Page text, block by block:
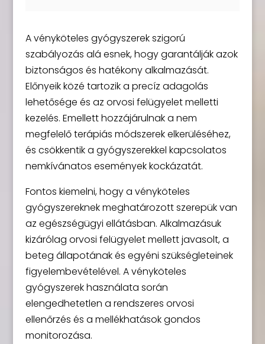
A vényköteles gyógyszerek szigorú
szabályozás alá esnek, hogy garantálják azok
biztonságos és hatékony alkalmazását.
Előnyeik közé tartozik a precíz adagolás
lehetősége és az orvosi felügyelet melletti
kezelés. Emellett hozzájárulnak a nem
megfelelő terápiás módszerek elkerüléséhez,
és csökkentik a gyógyszerekkel kapcsolatos
nemkívánatos események kockázatát.
Fontos kiemelni, hogy a vényköteles
gyógyszereknek meghatározott szerepük van
az egészségügyi ellátásban. Alkalmazásuk
kizárólag orvosi felügyelet mellett javasolt, a
beteg állapotának és egyéni szükségleteinek
figyelembevételével. A vényköteles
gyógyszerek használata során
elengedhetetlen a rendszeres orvosi
ellenőrzés és a mellékhatások gondos
monitorozása.